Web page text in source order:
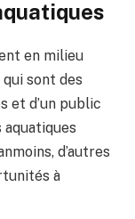
en milieu
sont des
et d’un public
d’autres
à